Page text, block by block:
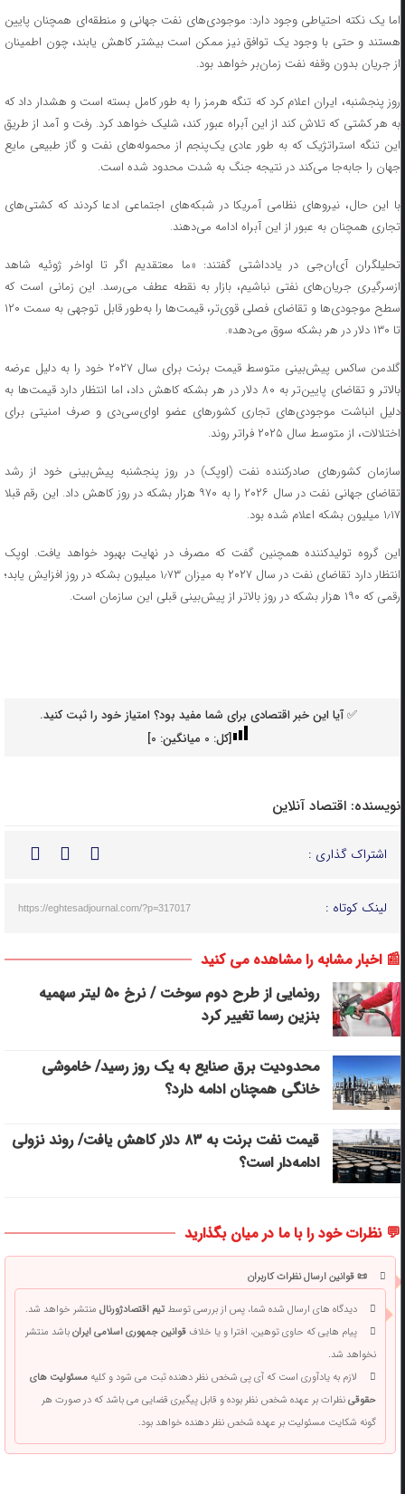
اما یک نکته احتیاطی وجود دارد: موجودی‌های نفت جهانی و منطقه‌ای همچنان پایین
هستند و حتی با وجود یک توافق نیز ممکن است بیشتر کاهش یابند، چون اطمینان
از جریان بدون وقفه نفت زمان‌بر خواهد بود.
روز پنجشنبه، ایران اعلام کرد که تنگه هرمز را به طور کامل بسته است و هشدار داد که
به هر کشتی که تلاش کند از این آبراه عبور کند، شلیک خواهد کرد. رفت و آمد از طریق
این تنگه استراتژیک که به طور عادی یک‌پنجم از محموله‌های نفت و گاز طبیعی مایع
جهان را جابه‌جا می‌کند در نتیجه جنگ به شدت محدود شده است.
با این حال، نیروهای نظامی آمریکا در شبکه‌های اجتماعی ادعا کردند که کشتی‌های
تجاری همچنان به عبور از این آبراه ادامه می‌دهند.
تحلیلگران آی‌ان‌جی در یادداشتی گفتند: «ما معتقدیم اگر تا اواخر ژوئیه شاهد
ازسرگیری جریان‌های نفتی نباشیم، بازار به نقطه عطف می‌رسد. این زمانی است که
سطح موجودی‌ها و تقاضای فصلی قوی‌تر، قیمت‌ها را به‌طور قابل توجهی به سمت ۱۲۰
تا ۱۳۰ دلار در هر بشکه سوق می‌دهد».
گلدمن ساکس پیش‌بینی متوسط قیمت برنت برای سال ۲۰۲۷ خود را به دلیل عرضه
بالاتر و تقاضای پایین‌تر به ۸۰ دلار در هر بشکه کاهش داد، اما انتظار دارد قیمت‌ها به
دلیل انباشت موجودی‌های تجاری کشورهای عضو اوای‌سی‌دی و صرف امنیتی برای
اختلالات، از متوسط سال ۲۰۲۵ فراتر روند.
سازمان کشورهای صادرکننده نفت (اوپک) در روز پنجشنبه پیش‌بینی خود از رشد
تقاضای جهانی نفت در سال ۲۰۲۶ را به ۹۷۰ هزار بشکه در روز کاهش داد. این رقم قبلا
۱٫۱۷ میلیون بشکه‌ اعلام شده بود.
این گروه تولیدکننده همچنین گفت که مصرف در نهایت بهبود خواهد یافت. اوپک
انتظار دارد تقاضای نفت در سال ۲۰۲۷ به میزان ۱٫۷۳ میلیون بشکه در روز افزایش یابد؛
رقمی که ۱۹۰ هزار بشکه در روز بالاتر از پیش‌بینی قبلی این سازمان است.
✅ آیا این خبر اقتصادی برای شما مفید بود؟ امتیاز خود را ثبت کنید.
[کل: 0میانگین: 0
]
نویسنده: اقتصاد آنلاین
اشتراک گذاری :
لینک کوتاه : https://eghtesadjournal.com/?p=317017
📰 اخبار مشابه را مشاهده می کنید
رونمایی از طرح دوم سوخت / نرخ ۵۰ لیتر سهمیه
بنزین رسما تغییر کرد
محدودیت برق صنایع به یک روز رسید/ خاموشی
خانگی همچنان ادامه دارد؟
قیمت نفت برنت به ۸۳ دلار کاهش یافت/ روند نزولی
ادامه‌دار است؟
💬 نظرات خود را با ما در میان بگذارید
📜 قوانین ارسال نظرات کاربران
دیدگاه های ارسال شده شما، پس از بررسی توسطتیم اقتصادژورنالمنتشر خواهد شد.
پیام هایی که حاوی توهین، افترا و یا خلافقوانین جمهوری اسلامی ایرانباشد منتشر
نخواهد شد.
لازم به یادآوری است که آی پی شخص نظر دهنده ثبت می شود و کلیهمسئولیت های
حقوقینظرات بر عهده شخص نظر بوده و قابل پیگیری قضایی می باشد که در صورت هر
گونه شکایت مسئولیت بر عهده شخص نظر دهنده خواهد بود.